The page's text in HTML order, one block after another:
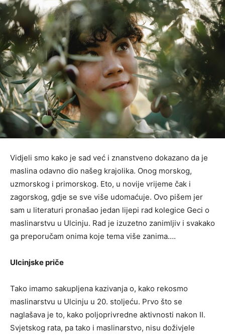
Vidjeli smo kako je sad već i znanstveno dokazano da je
maslina odavno dio našeg krajolika. Onog morskog,
uzmorskog i primorskog. Eto, u novije vrijeme čak i
zagorskog, gdje se sve više udomaćuje. Ovo pišem jer
sam u literaturi pronašao jedan lijepi rad kolegice Geci o
maslinarstvu u Ulcinju. Rad je izuzetno zanimljiv i svakako
ga preporučam onima koje tema više zanima….
Ulcinjske priče
Tako imamo sakupljena kazivanja o, kako rekosmo
maslinarstvu u Ulcinju u 20. stoljeću. Prvo što se
naglašava je to, kako poljoprivredne aktivnosti nakon II.
Svjetskog rata, pa tako i maslinarstvo, nisu doživjele